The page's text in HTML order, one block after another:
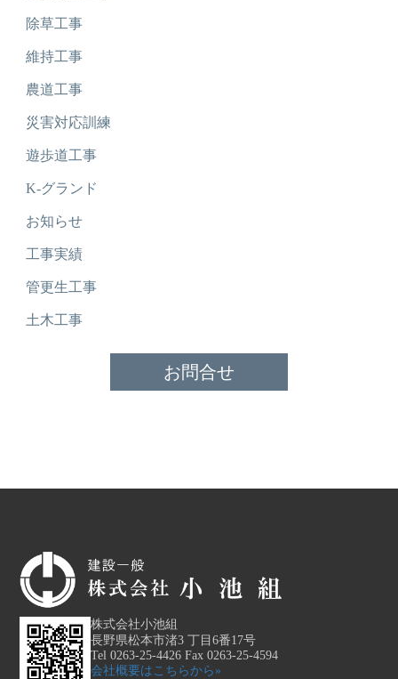
除草工事
維持工事
農道工事
災害対応訓練
遊歩道工事
K-グランド
お知らせ
工事実績
管更生工事
土木工事
お問合せ
株式会社小池組
長野県松本市渚3 丁目6番17号
Tel 0263-25-4426 Fax 0263-25-4594
会社概要はこちらから»